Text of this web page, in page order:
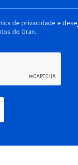
de privacidade e
do Gran.